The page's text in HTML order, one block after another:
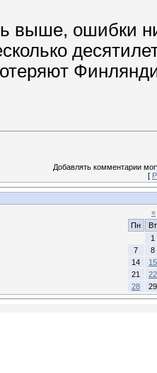
выше, ошибки
Добавлять комментарии
[
«
Пн
Вт
1
7
8
14
15
21
22
28
29